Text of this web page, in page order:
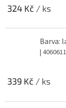
324 Kč / ks
Barva:
| 4060611
339 Kč / ks